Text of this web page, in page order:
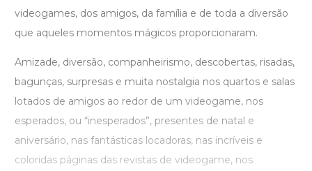
videogames, dos amigos, da família e de toda a diversão
que aqueles momentos mágicos proporcionaram.
Amizade, diversão, companheirismo, descobertas, risadas,
bagunças, surpresas e muita nostalgia nos quartos e salas
lotados de amigos ao redor de um videogame, nos
esperados, ou “inesperados”, presentes de natal e
aniversário, nas fantásticas locadoras, nas incríveis e
coloridas páginas das revistas de videogame, nos